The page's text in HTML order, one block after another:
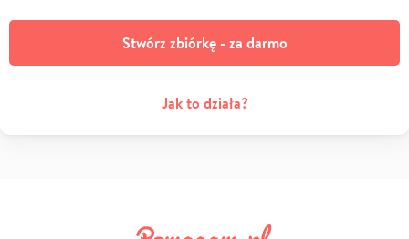
Stwórz zbiórkę - za darmo
Jak to działa?